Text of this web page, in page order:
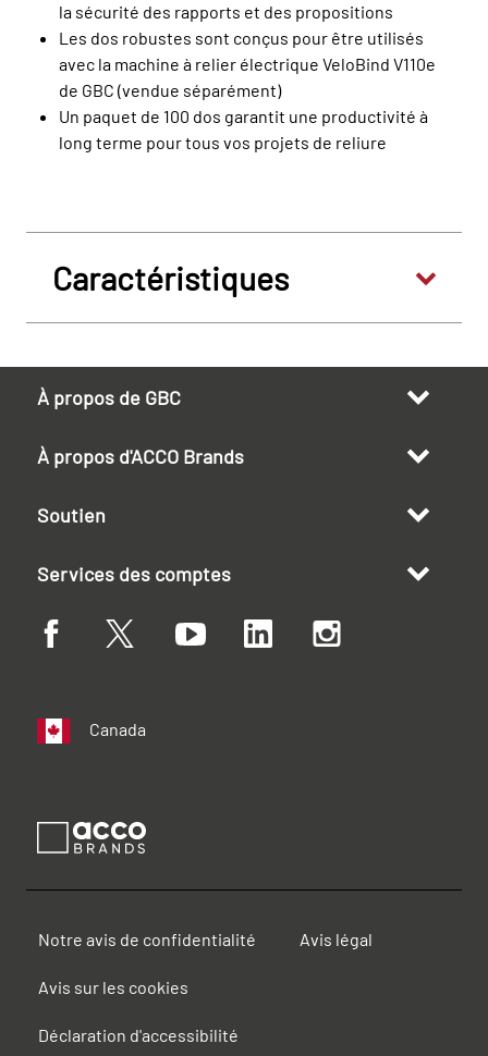
la sécurité des rapports et des propositions
Les dos robustes sont conçus pour être utilisés
avec la machine à relier électrique VeloBind V110e
de GBC (vendue séparément)
Un paquet de 100 dos garantit une productivité à
long terme pour tous vos projets de reliure
Caractéristiques
À propos de GBC
À propos d'ACCO Brands
Soutien
Services des comptes
Canada
Notre avis de confidentialité Avis légal
Avis sur les cookies
Déclaration d'accessibilité